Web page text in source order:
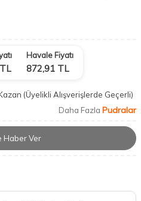
TL
Havale Fiyatı
872,91 TL
(Üyelikli Alışverişlerde Geçerli)
Daha Fazla Pudralar
Haber Ver